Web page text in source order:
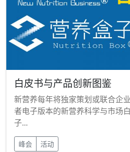
白皮书与产品创新图鉴
新营养每年将独家策划或联合企
者电子版本的新营养科学与市场
子...
峰会 活动